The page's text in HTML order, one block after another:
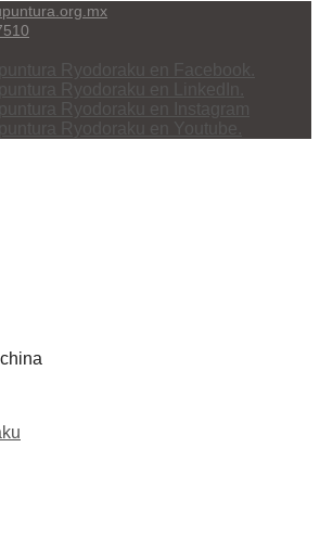
Ryodoraku en Facebook.
Ryodoraku en LinkedIn.
Ryodoraku en Instagram
Ryodoraku en Youtube.